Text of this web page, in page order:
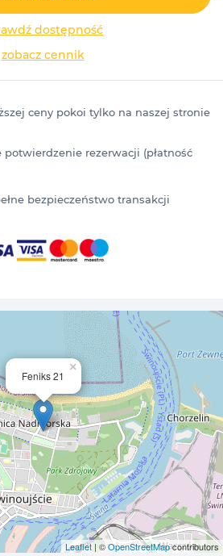
dostępność
zobacz cennik
ceny pokoi tylko na naszej stronie
rezerwacji (płatność
bezpieczeństwo transakcji
Feniks 21
×
Leaflet| ©OpenStreetMapcontributors